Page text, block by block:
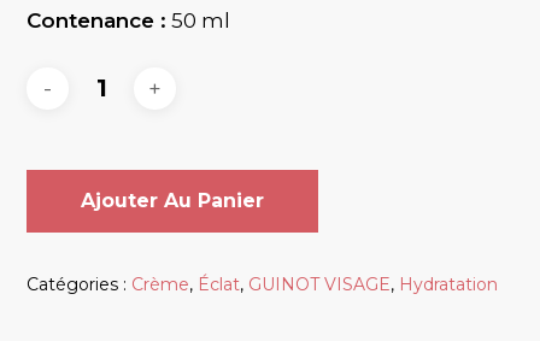
Contenance : 50 ml
Ajouter Au Panier
Catégories : Crème, Éclat, GUINOT VISAGE, Hydratation